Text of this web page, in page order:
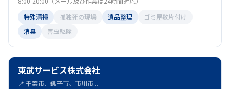
特殊清掃
孤独死の現場 遺品整理
ゴミ屋敷片付け
消臭
害虫駆除
東武サービス株式会社
📍 千葉市、銚子市、市川市...